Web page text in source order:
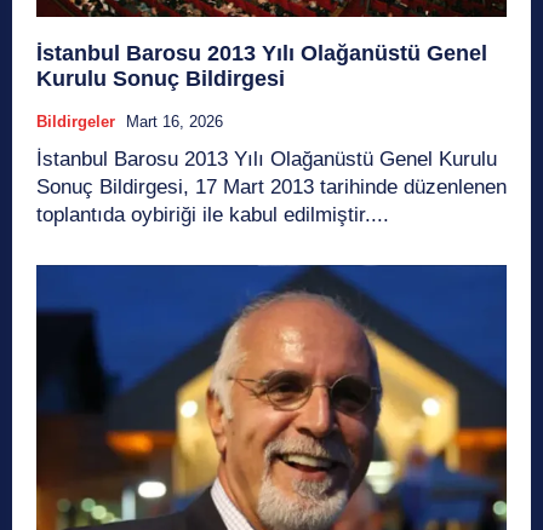
İstanbul Barosu 2013 Yılı Olağanüstü Genel
Kurulu Sonuç Bildirgesi
Bildirgeler Mart 16, 2026
İstanbul Barosu 2013 Yılı Olağanüstü Genel Kurulu
Sonuç Bildirgesi, 17 Mart 2013 tarihinde düzenlenen
toplantıda oybiriği ile kabul edilmiştir....